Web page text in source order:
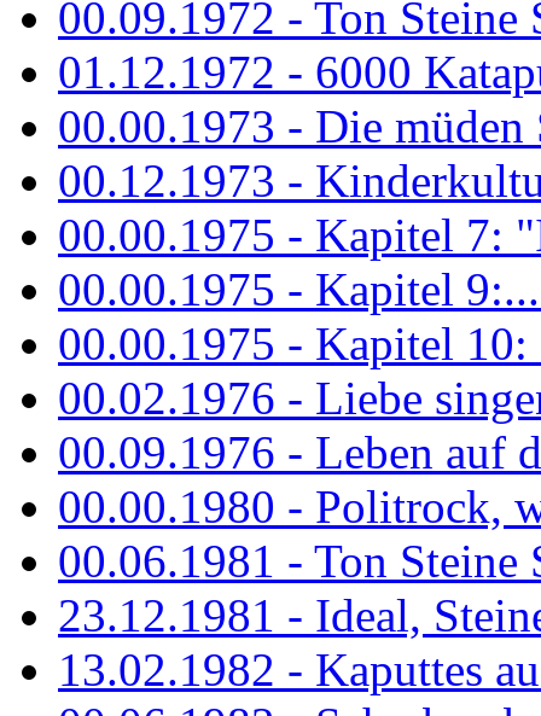
00.09.1972 - Ton Steine
01.12.1972 - 6000
00.00.1973 - Die müden
00.12.1973 -
00.00.1975 - Kapitel 7:
00.00.1975 - Kapitel
00.00.1975 - Kapitel
00.02.1976 - Liebe
00.09.1976 - Leben auf
00.00.1980 - Politrock,
00.06.1981 - Ton Steine
23.12.1981 - Ideal,
13.02.1982 - Kaputtes